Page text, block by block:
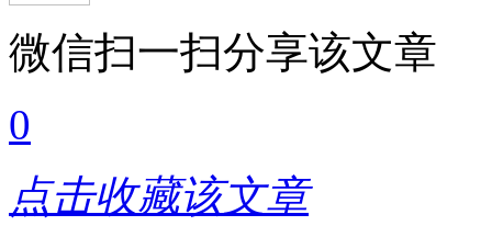
微信扫一扫分享该文章
0
点击收藏该文章